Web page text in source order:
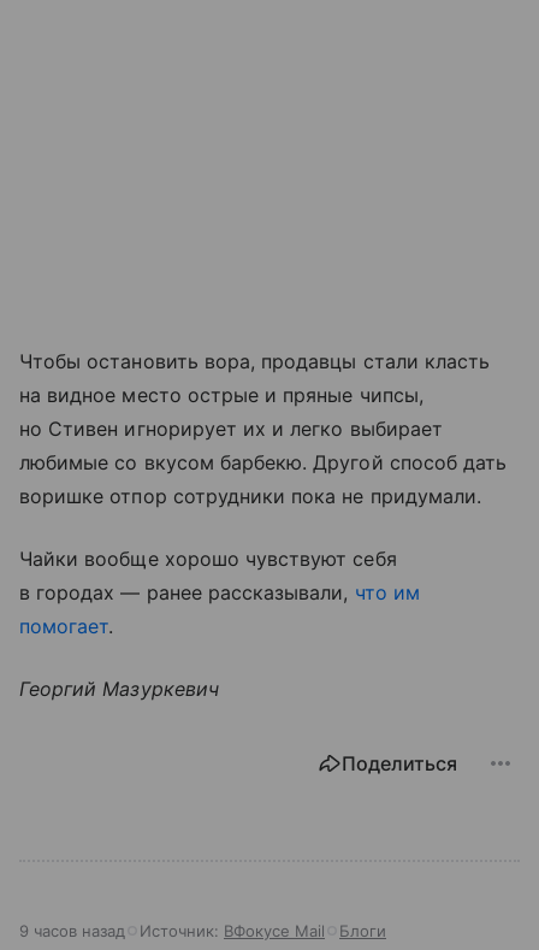
Чтобы остановить вора, продавцы стали класть
на видное место острые и пряные чипсы,
но Стивен игнорирует их и легко выбирает
любимые со вкусом барбекю. Другой способ дать
воришке отпор сотрудники пока не придумали.
Чайки вообще хорошо чувствуют себя
в городах — ранее рассказывали, что им
помогает.
Георгий Мазуркевич
Поделиться
9 часов назад Источник: ВФокусе Mail Блоги